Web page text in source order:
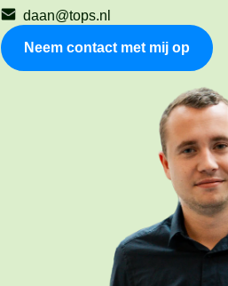
daan@tops.nl
Neem contact met mij op